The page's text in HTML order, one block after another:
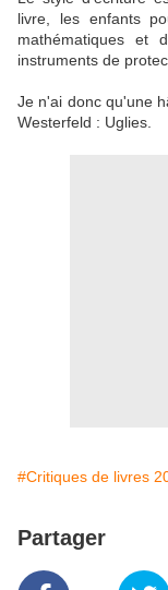
livre, les enfants
mathématiques et
instruments de
Je n'ai donc qu'une
Westerfeld : Uglies.
#Critiques de livres
Partager